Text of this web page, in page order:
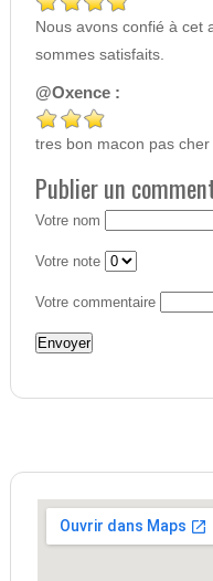
Nous avons confié à cet
sommes satisfaits.
@Oxence :
tres bon macon pas
Publier un
Votre nom
Votre note
Votre commentaire